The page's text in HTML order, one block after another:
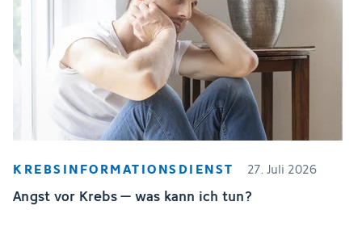
KREBSINFORMATIONSDIENST 27. Juli 2026
Angst vor Krebs – was kann ich tun?